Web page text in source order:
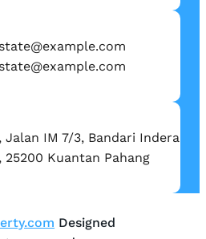
Jalan IM 7/3, Bandari Indera
25200 Kuantan Pahang
Designed